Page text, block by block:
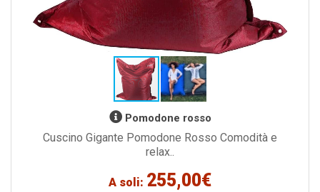
Pomodone rosso
Cuscino Gigante Pomodone Rosso Comodità e
relax..
A soli: 255,00€